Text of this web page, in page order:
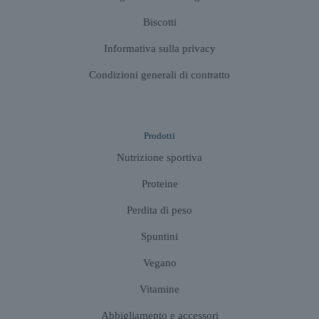
Biscotti
Informativa sulla privacy
Condizioni generali di contratto
Prodotti
Nutrizione sportiva
Proteine
Perdita di peso
Spuntini
Vegano
Vitamine
Abbigliamento e accessori